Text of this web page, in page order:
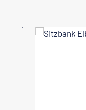
Bildergalerie